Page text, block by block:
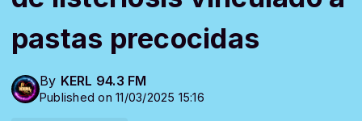
pastas precocidas
By KERL 94.3 FM
Published on 11/03/2025 15:16